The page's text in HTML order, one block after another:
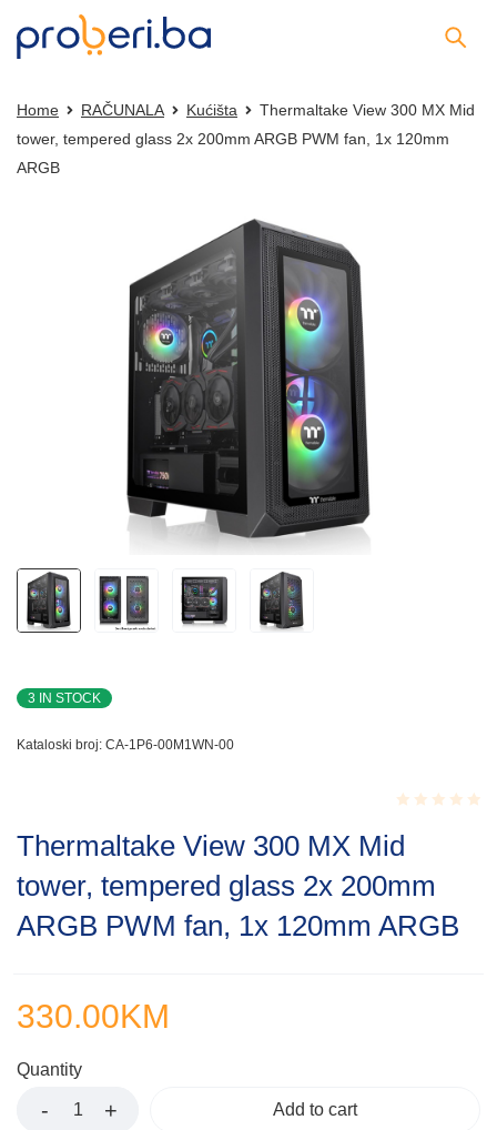
Home RAČUNALA Kućišta
Thermaltake View 300 MX Mid
tower, tempered glass 2x 200mm ARGB PWM fan, 1x 120mm
ARGB
3 IN STOCK
Kataloski broj: CA-1P6-00M1WN-00
0.001
of
5
Thermaltake View 300 MX Mid
tower, tempered glass 2x 200mm
ARGB PWM fan, 1x 120mm ARGB
330.00KM
Quantity
Add to cart